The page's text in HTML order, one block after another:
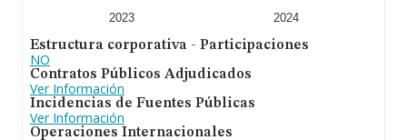
2023 2024
Estructura corporativa - Participaciones
NO
Contratos Públicos Adjudicados
Ver Información
Incidencias de Fuentes Públicas
Ver Información
Operaciones Internacionales